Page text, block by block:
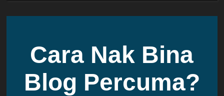
Cara Nak Bina
Blog Percuma?